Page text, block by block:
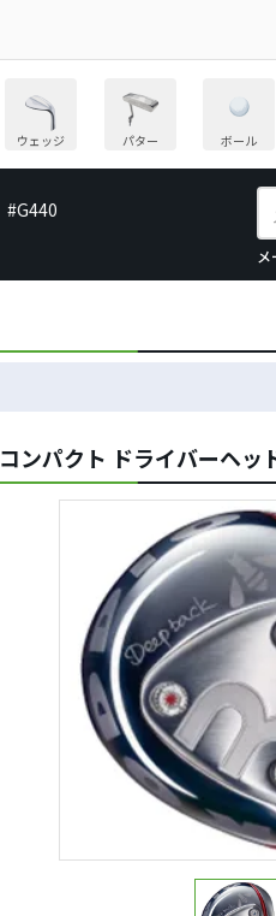
ウェッジ パター ボール
#G440
ンパクト ドライバーヘ